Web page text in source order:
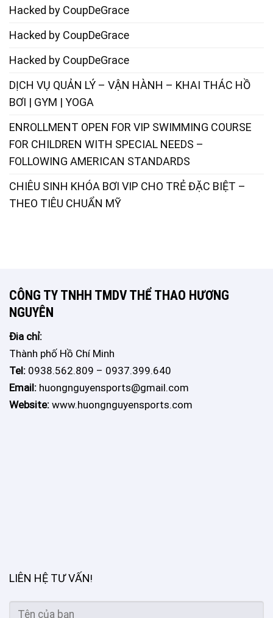
Hacked by CoupDeGrace
Hacked by CoupDeGrace
Hacked by CoupDeGrace
DỊCH VỤ QUẢN LÝ – VẬN HÀNH – KHAI THÁC HỒ
BƠI | GYM | YOGA
ENROLLMENT OPEN FOR VIP SWIMMING COURSE
FOR CHILDREN WITH SPECIAL NEEDS –
FOLLOWING AMERICAN STANDARDS
CHIÊU SINH KHÓA BƠI VIP CHO TRẺ ĐẶC BIỆT –
THEO TIÊU CHUẨN MỸ
CÔNG TY TNHH TMDV THỂ THAO HƯƠNG
NGUYÊN
Đia chỉ:
Thành phố Hồ Chí Minh
Tel: 0938.562.809 – 0937.399.640
Email: huongnguyensports@gmail.com
Website: www.huongnguyensports.com
LIÊN HỆ TƯ VẤN!